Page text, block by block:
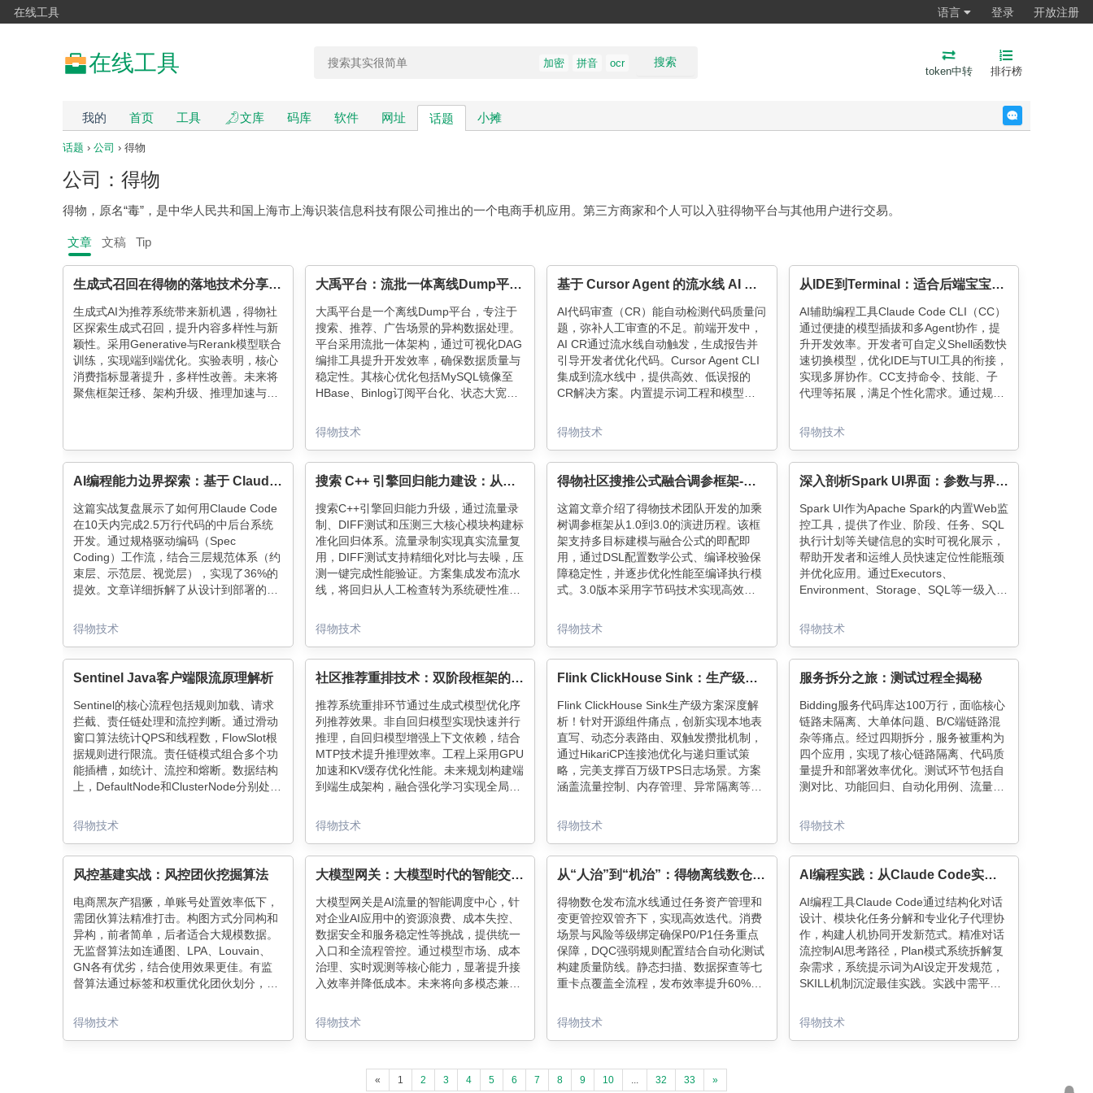
在线工具 语言 登录 开放注册
在线工具 搜索
加密 拼音 ocr
token中转 排行榜
我的 首页 工具 文库 码库 软件 网址 话题 小摊
话题 › 公司 › 得物
公司：得物
得物，原名“毒”，是中华人民共和国上海市上海识装信息科技有限公司推出的一个电商手机应用。第三方商家和个人可以入驻得物平台与其他用户进行交易。
文章 文稿 Tip
生成式召回在得物的落地技术分享与思考
生成式AI为推荐系统带来新机遇，得物社
区探索生成式召回，提升内容多样性与新
颖性。采用Generative与Rerank模型联合
训练，实现端到端优化。实验表明，核心
消费指标显著提升，多样性改善。未来将
聚焦框架迁移、架构升级、推理加速与成
大禹平台：流批一体离线Dump平台的设计与应用
大禹平台是一个离线Dump平台，专注于
搜索、推荐、广告场景的异构数据处理。
平台采用流批一体架构，通过可视化DAG
编排工具提升开发效率，确保数据质量与
稳定性。其核心优化包括MySQL镜像至
HBase、Binlog订阅平台化、状态大宽表
显著加速数据处理与Dump流程。未来将
持续增强算子体系与性能优化，深化与索
得物技术
基于 Cursor Agent 的流水线 AI CR 实践
AI代码审查（CR）能自动检测代码质量问
题，弥补人工审查的不足。前端开发中，
AI CR通过流水线自动触发，生成报告并
引导开发者优化代码。Cursor Agent CLI
集成到流水线中，提供高效、低误报的
CR解决方案。内置提示词工程和模型选
AI CR在现代开发流程中的应用和普及。
得物技术
从IDE到Terminal：适合后端宝宝体质的Claude Code工作流
AI辅助编程工具Claude Code CLI（CC）
通过便捷的模型插拔和多Agent协作，提
升开发效率。开发者可自定义Shell函数快
速切换模型，优化IDE与TUI工具的衔接，
实现多屏协作。CC支持命令、技能、子
代理等拓展，满足个性化需求。通过规范
协同工作，确保代码质量和效率。CC技
巧包括飞书MCP、WebFetch等，助力开
得物技术
AI编程能力边界探索：基于 Claude Code 的 Spec Coding 项目实战
这篇实战复盘展示了如何用Claude Code
在10天内完成2.5万行代码的中后台系统
开发。通过规格驱动编码（Spec
Coding）工作流，结合三层规范体系（约
束层、示范层、视觉层），实现了36%的
提效。文章详细拆解了从设计到部署的完
的边界探索，最终验证了"规范是杠杆，AI
是力，Spec工作流是支点"的技术理念。
得物技术
搜索 C++ 引擎回归能力建设：从自测到工程化准出
搜索C++引擎回归能力升级，通过流量录
制、DIFF测试和压测三大核心模块构建标
准化回归体系。流量录制实现真实流量复
用，DIFF测试支持精细化对比与去噪，压
测一键完成性能验证。方案集成发布流水
线，将回归从人工检查转为系统硬性准出
率。
得物技术
得物社区搜推公式融合调参框架-加乘树3.0实战
这篇文章介绍了得物技术团队开发的加乘
树调参框架从1.0到3.0的演进历程。该框
架支持多目标建模与融合公式的即配即
用，通过DSL配置数学公式、编译校验保
障稳定性，并逐步优化性能至编译执行模
式。3.0版本采用字节码技术实现高效计
试，显著提升了算法迭代效率与系统稳定
性。
得物技术
深入剖析Spark UI界面：参数与界面详解
Spark UI作为Apache Spark的内置Web监
控工具，提供了作业、阶段、任务、SQL
执行计划等关键信息的实时可视化展示，
帮助开发者和运维人员快速定位性能瓶颈
并优化应用。通过Executors、
Environment、Storage、SQL等一级入
页，用户可深入分析资源使用、任务负
载、执行计划等细节，精准诊断数据倾
度配置，提升Spark应用的执行效率。
得物技术
Sentinel Java客户端限流原理解析
Sentinel的核心流程包括规则加载、请求
拦截、责任链处理和流控判断。通过滑动
窗口算法统计QPS和线程数，FlowSlot根
据规则进行限流。责任链模式组合多个功
能插槽，如统计、流控和熔断。数据结构
上，DefaultNode和ClusterNode分别处理
OccupiableBucketLeapArray支持未来配
额借用，实现平滑限流。整体架构高效灵
得物技术
社区推荐重排技术：双阶段框架的实践与演进
推荐系统重排环节通过生成式模型优化序
列推荐效果。非自回归模型实现快速并行
推理，自回归模型增强上下文依赖，结合
MTP技术提升推理效率。工程上采用GPU
加速和KV缓存优化性能。未来规划构建端
到端生成架构，融合强化学习实现全局优
AIGC与推荐系统深度结合。
得物技术
Flink ClickHouse Sink：生产级高可用写入方案
Flink ClickHouse Sink生产级方案深度解
析！针对开源组件痛点，创新实现本地表
直写、动态分表路由、双触发攒批机制，
通过HikariCP连接池优化与递归重试策
略，完美支撑百万级TPS日志场景。方案
涵盖流量控制、内存管理、异常隔离等核
为实时数仓提供高可靠写入能力。技术亮
点层层拆解，最佳实践一目了然！
得物技术
服务拆分之旅：测试过程全揭秘
Bidding服务代码库达100万行，面临核心
链路未隔离、大单体问题、B/C端链路混
杂等痛点。经过四期拆分，服务被重构为
四个应用，实现了核心链路隔离、代码质
量提升和部署效率优化。测试环节包括自
测对比、功能回归、自动化用例、流量回
声，灰度验证按预期进行。
得物技术
风控基建实战：风控团伙挖掘算法
电商黑灰产猖獗，单账号处置效率低下，
需团伙算法精准打击。构图方式分同构和
异构，前者简单，后者适合大规模数据。
无监督算法如连通图、LPA、Louvain、
GN各有优劣，结合使用效果更佳。有监
督算法通过标签和权重优化团伙划分，利
控算法需与场景深度结合，灵活应对黑灰
产风险。
得物技术
大模型网关：大模型时代的智能交通枢纽
大模型网关是AI流量的智能调度中心，针
对企业AI应用中的资源浪费、成本失控、
数据安全和服务稳定性等挑战，提供统一
入口和全流程管控。通过模型市场、成本
治理、实时观测等核心能力，显著提升接
入效率并降低成本。未来将向多模态兼容
经中枢"。
得物技术
从“人治”到“机治”：得物离线数仓发布流水线质量门禁实践
得物数仓发布流水线通过任务资产管理和
变更管控双管齐下，实现高效迭代。消费
场景与风险等级绑定确保P0/P1任务重点
保障，DQC强弱规则配置结合自动化测试
构建质量防线。静态扫描、数据探查等七
重卡点覆盖全流程，发布效率提升60%。
数据比对诊断，持续夯实数仓稳定性基
石。
得物技术
AI编程实践：从Claude Code实践到团队协作的优化思考
AI编程工具Claude Code通过结构化对话
设计、模块化任务分解和专业化子代理协
作，构建人机协同开发新范式。精准对话
流控制AI思考路径，Plan模式系统拆解复
杂需求，系统提示词为AI设定开发规范，
SKILL机制沉淀最佳实践。实践中需平衡
工作，AI处理标准化编码任务，形成"人类
主导+AI增效"的高效协作模式。
得物技术
« 1 2 3 4 5 6 7 8 9 10 32 33 »